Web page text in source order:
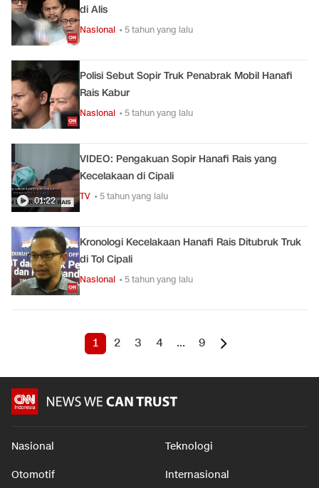
di Alis
Nasional • 5 tahun yang lalu
Polisi Sebut Sopir Truk Penabrak Mobil Hanafi
Rais Kabur
Nasional • 5 tahun yang lalu
01:22
VIDEO: Pengakuan Sopir Hanafi Rais yang
Kecelakaan di Cipali
TV • 5 tahun yang lalu
Kronologi Kecelakaan Hanafi Rais Ditubruk Truk
di Tol Cipali
Nasional • 5 tahun yang lalu
1 2 3 4 ... 9
Nasional Teknologi
Otomotif Internasional